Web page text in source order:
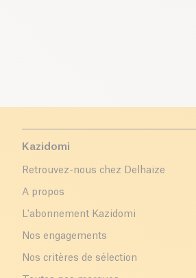
Kazidomi
Retrouvez-nous chez Delhaize
A propos
L'abonnement Kazidomi
Nos engagements
Nos critères de sélection